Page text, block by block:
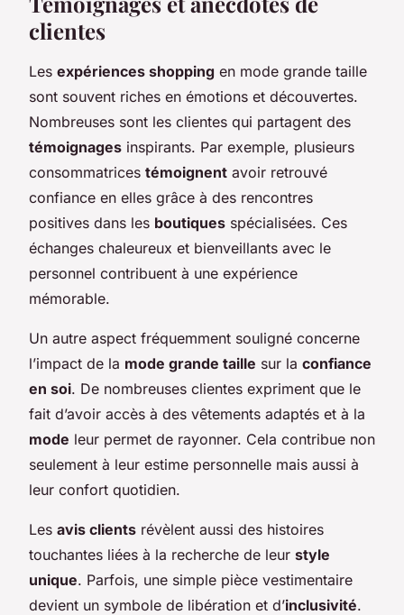
clientes
Les expériences shopping en mode grande taille
sont souvent riches en émotions et découvertes.
Nombreuses sont les clientes qui partagent des
témoignages inspirants. Par exemple, plusieurs
consommatrices témoignent avoir retrouvé
confiance en elles grâce à des rencontres
positives dans les boutiques spécialisées. Ces
échanges chaleureux et bienveillants avec le
personnel contribuent à une expérience
mémorable.
Un autre aspect fréquemment souligné concerne
l’impact de la mode grande taille sur la confiance
en soi. De nombreuses clientes expriment que le
fait d’avoir accès à des vêtements adaptés et à la
mode leur permet de rayonner. Cela contribue non
seulement à leur estime personnelle mais aussi à
leur confort quotidien.
Les avis clients révèlent aussi des histoires
touchantes liées à la recherche de leur style
unique. Parfois, une simple pièce vestimentaire
devient un symbole de libération et d’inclusivité.